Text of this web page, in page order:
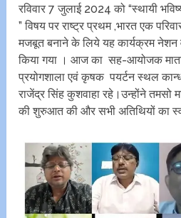
रविवार 7 जुलाई‌ 2024 को “स्थायी
” विषय पर राष्ट्र प्रथम ,भारत एक
मजबूत बनाने के लिये यह कार्यक्रम नेशन
किया गया । आज का सह-आयोजक माता
प्रयोगशाला एवं कृषक पयर्टन स्थल
राजेंद्र सिंह कुशवाहा रहे।उन्होंने तमसो
की शुरुआत की और सभी अतिथियों का